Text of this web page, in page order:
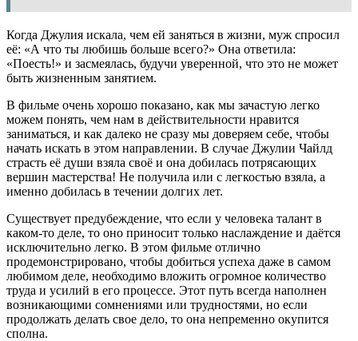
Когда Джулия искала, чем ей заняться в жизни, муж спросил
её: «А что ты любишь больше всего?» Она ответила:
«Поесть!» и засмеялась, будучи уверенной, что это не может
быть жизненным занятием.
В фильме очень хорошо показано, как мы зачастую легко
можем понять, чем нам в действительности нравится
заниматься, и как далеко не сразу мы доверяем себе, чтобы
начать искать в этом направлении. В случае Джулии Чайлд
страсть её души взяла своё и она добилась потрясающих
вершин мастерства! Не получила или с легкостью взяла, а
именно добилась в течении долгих лет.
Существует предубеждение, что если у человека талант в
каком-то деле, то оно приносит только наслаждение и даётся
исключительно легко. В этом фильме отлично
продемонстрировано, чтобы добиться успеха даже в самом
любимом деле, необходимо вложить огромное количество
труда и усилий в его процессе. Этот путь всегда наполнен
возникающими сомнениями или трудностями, но если
продолжать делать свое дело, то она непременно окупится
сполна.